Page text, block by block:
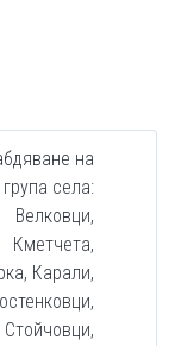
на
група села:
Велковци,
Кметчета,
Карали,
Стойчовци,